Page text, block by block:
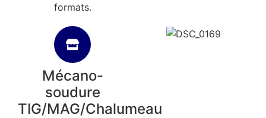
formats.
Mécano-
soudure
TIG/MAG/Chalumeau